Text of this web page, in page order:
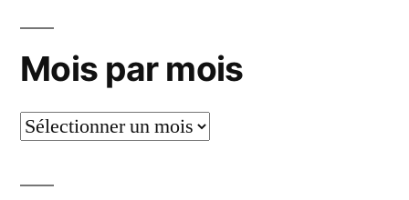
dirait
un
motif
Mois par mois
Mois